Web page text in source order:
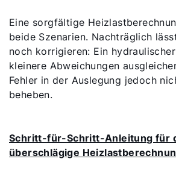
Eine sorgfältige
beide Szenarien. Nachträglich
noch korrigieren: Ein
kleinere Abweichungen
Fehler in der Auslegung jedoch
beheben.
Schritt-für-Schritt-Anleitung für
überschlägige